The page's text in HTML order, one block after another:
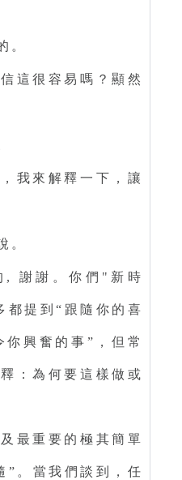
。
這很容易嗎？顯然
我來解釋一下，讓
。
, 謝謝。你們"新時
都提到“跟隨你的喜
興奮的事”，但常
：為何要這樣做或
最重要的極其簡單
。當我們談到，任